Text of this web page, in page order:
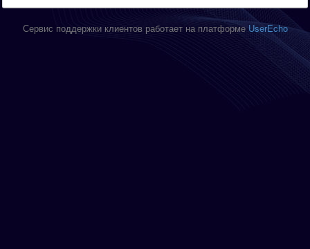
Сервис поддержки клиентов работает на платформеUserEcho